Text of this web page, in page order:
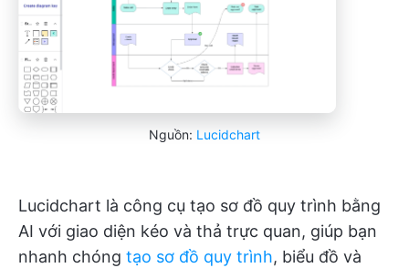
Nguồn: Lucidchart
Lucidchart là công cụ tạo sơ đồ quy trình bằng
AI với giao diện kéo và thả trực quan, giúp bạn
nhanh chóng tạo sơ đồ quy trình, biểu đồ và